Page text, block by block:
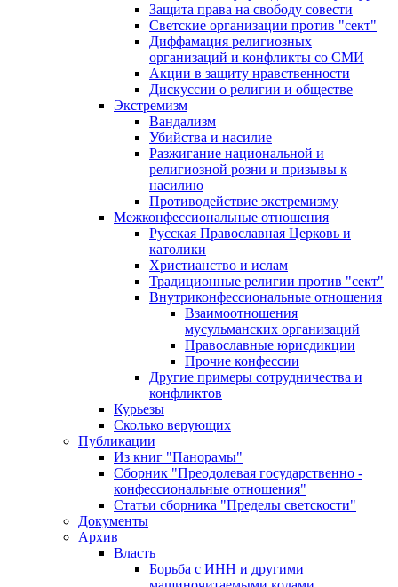
Защита права на свободу совести
Светские организации против "сект"
Диффамация религиозных
организаций и конфликты со СМИ
Акции в защиту нравственности
Дискуссии о религии и обществе
Экстремизм
Вандализм
Убийства и насилие
Разжигание национальной и
религиозной розни и призывы к
насилию
Противодействие экстремизму
Межконфессиональные отношения
Русская Православная Церковь и
католики
Христианство и ислам
Традиционные религии против "сект"
Внутриконфессиональные отношения
Взаимоотношения
мусульманских организаций
Православные юрисдикции
Прочие конфессии
Другие примеры сотрудничества и
конфликтов
Курьезы
Сколько верующих
Публикации
Из книг "Панорамы"
Сборник "Преодолевая государственно -
конфессиональные отношения"
Статьи сборника "Пределы светскости"
Документы
Архив
Власть
Борьба с ИНН и другими